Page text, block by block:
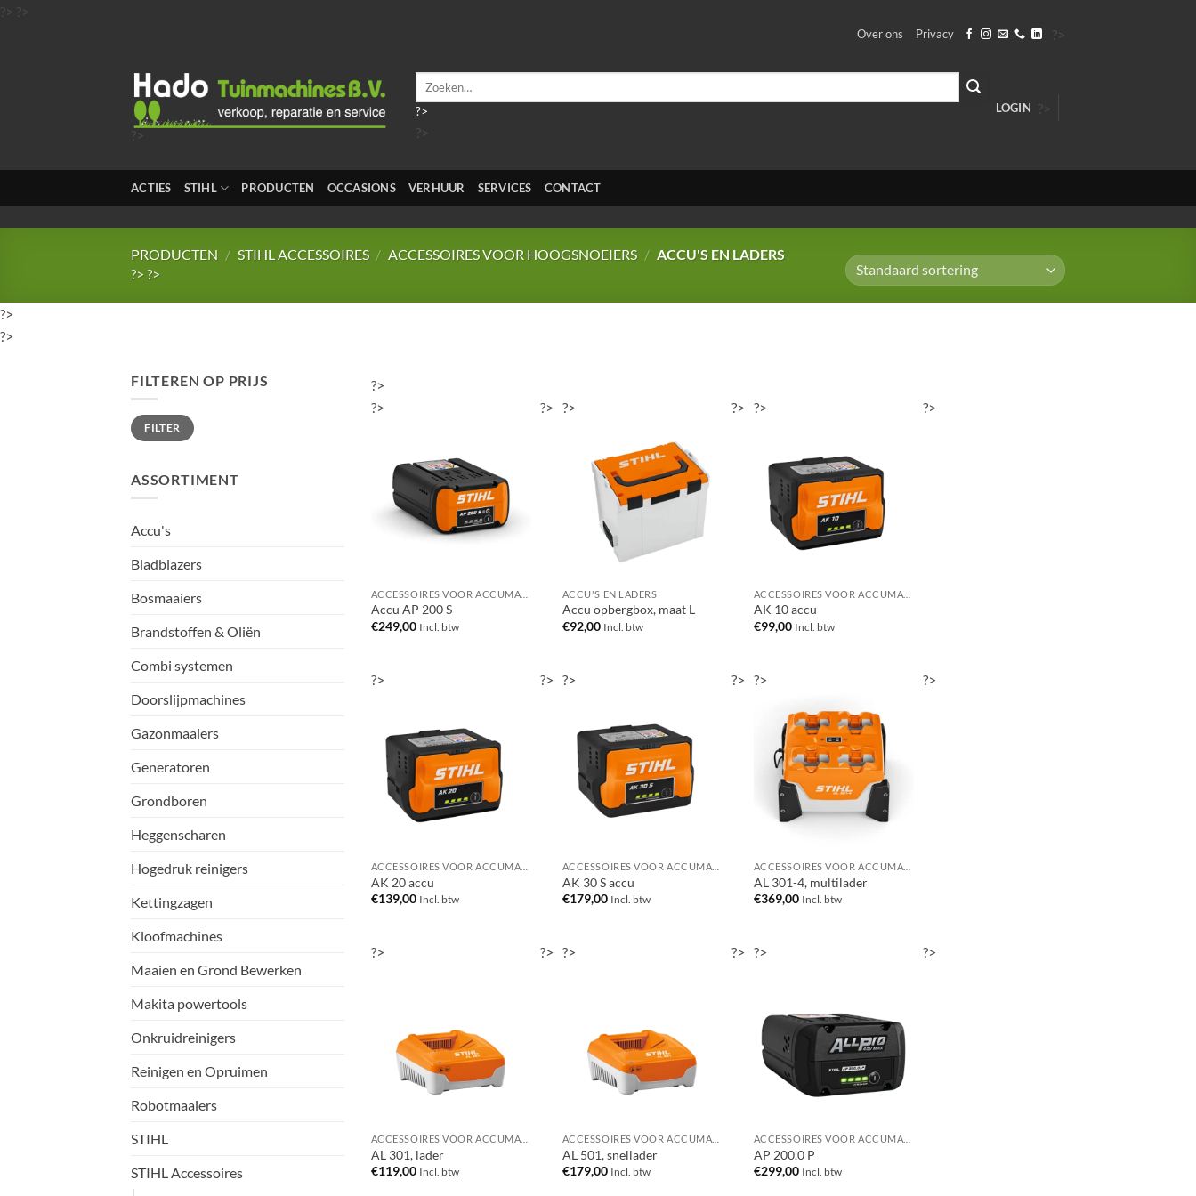
?> ?>
Over ons Privacy
?>
?>
Zoeken
?>
?>
LOGIN ?>
ACTIES STIHL PRODUCTEN OCCASIONS VERHUUR SERVICES CONTACT
PRODUCTEN / STIHL ACCESSOIRES / ACCESSOIRES VOOR HOOGSNOEIERS / ACCU'S EN LADERS
?> ?>
?>
?>
FILTEREN OP PRIJS
Min.
prijs
Max.
prijsFILTER
ASSORTIMENT
Accu's
Bladblazers
Bosmaaiers
Brandstoffen & Oliën
Combi systemen
Doorslijpmachines
Gazonmaaiers
Generatoren
Grondboren
Heggenscharen
Hogedruk reinigers
Kettingzagen
Kloofmachines
Maaien en Grond Bewerken
Makita powertools
Onkruidreinigers
Reinigen en Opruimen
Robotmaaiers
STIHL
STIHL Accessoires
?>
?>
Accu AP 200 S
€249,00 Incl. btw
?> ?>
ACCU'S EN LADERS
Accu opbergbox, maat L
€92,00 Incl. btw
?> ?>
AK 10 accu
€99,00 Incl. btw
?>
?>
AK 20 accu
€139,00 Incl. btw
?> ?>
AK 30 S accu
€179,00 Incl. btw
?> ?>
AL 301-4, multilader
€369,00 Incl. btw
?>
?>
AL 301, lader
€119,00 Incl. btw
?> ?>
AL 501, snellader
€179,00 Incl. btw
?> ?>
AP 200.0 P
€299,00 Incl. btw
?>